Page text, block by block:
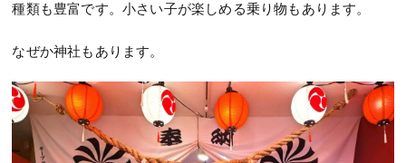
種類も豊富です。小さい子が楽しめる乗り物もあります。
なぜか神社もあります。